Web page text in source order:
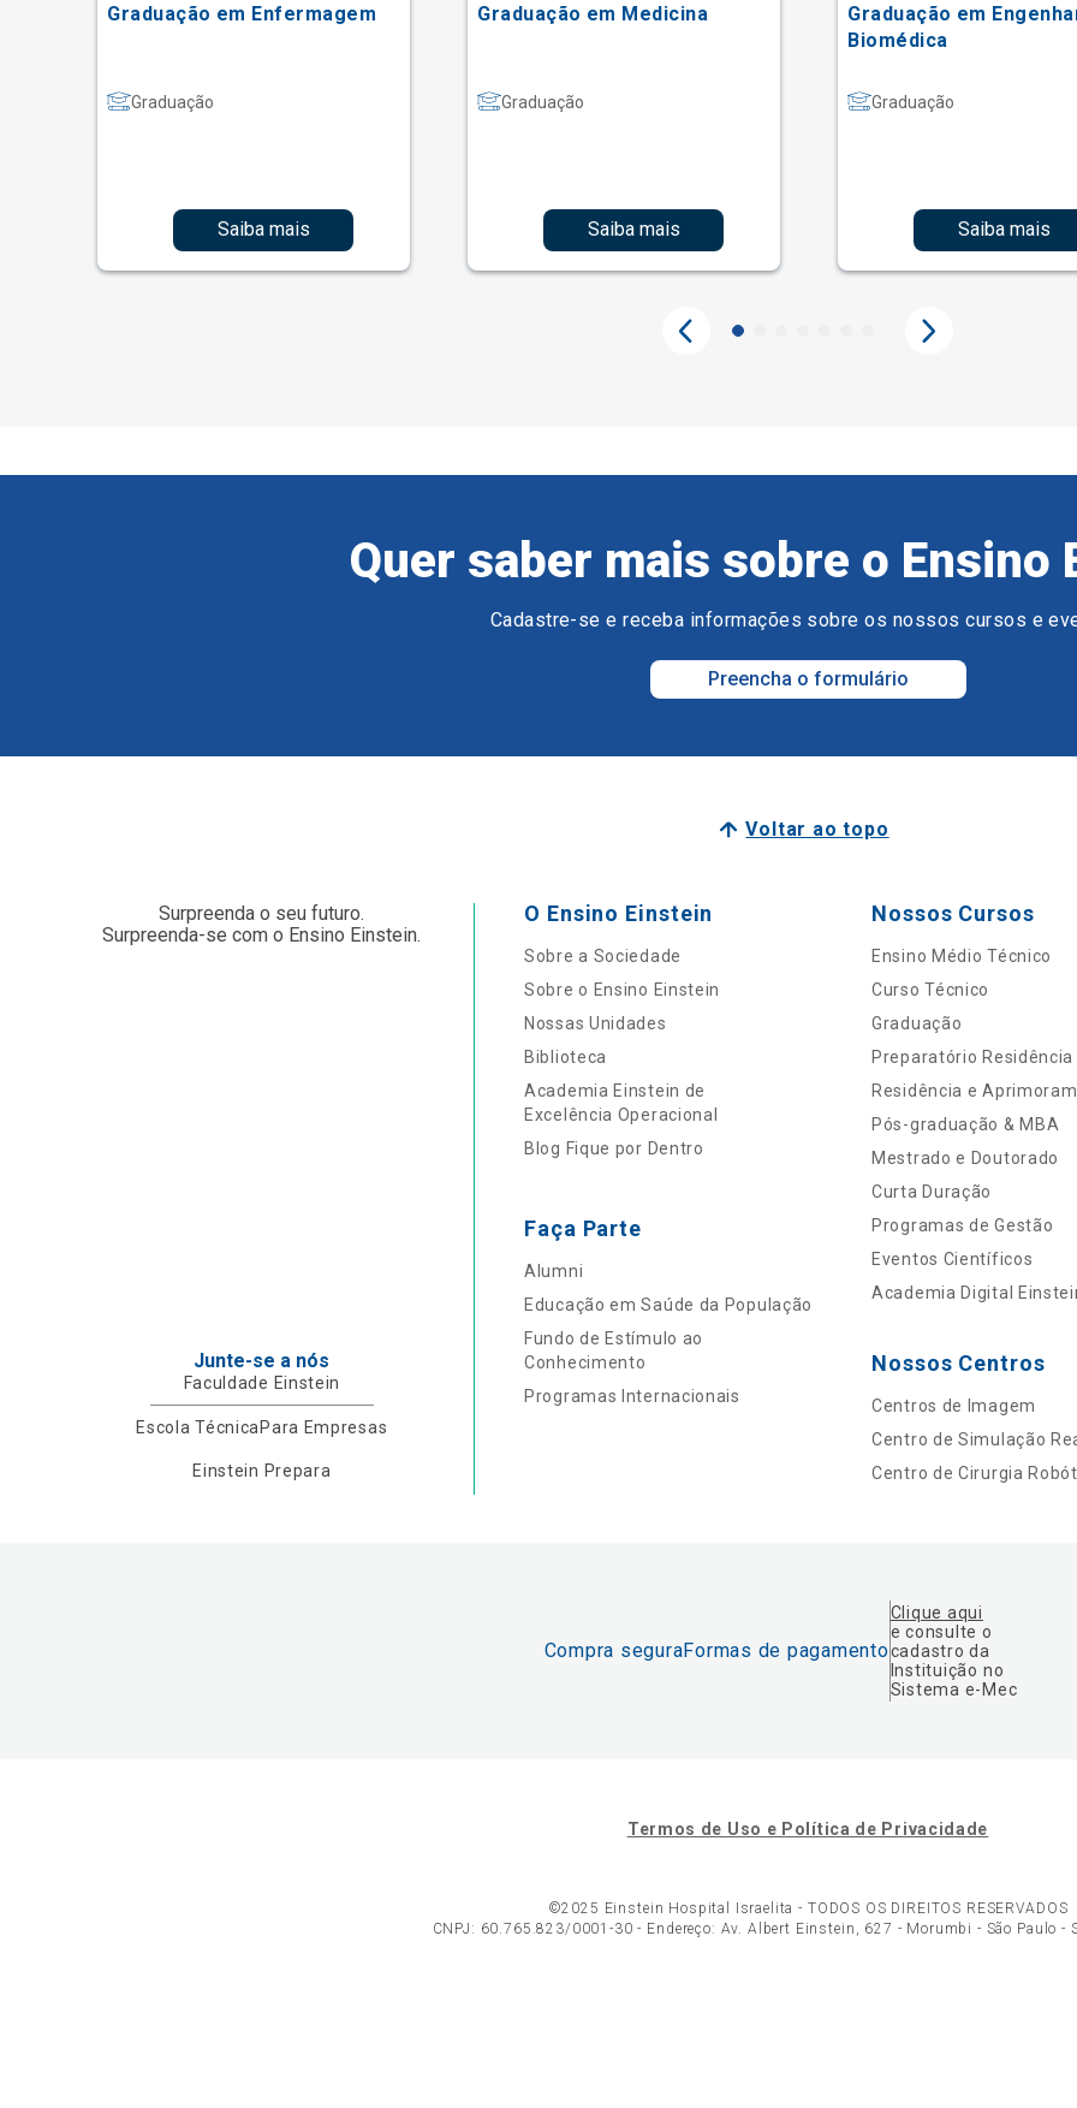
Graduação em Enfermagem
Graduação
Saiba mais
Graduação em Medicina
Graduação
Saiba mais
Graduação em
Biomédica
Graduação
Saiba mais
Quer saber mais sobre o Ensino
Cadastre-se e receba informações sobre os nossos cursos e
Preencha o formulário
Voltar ao topo
Surpreenda o seu futuro.
Surpreenda-se com o Ensino Einstein.
Junte-se a nós
Faculdade Einstein
Escola TécnicaPara Empresas
Einstein Prepara
O Ensino Einstein
Sobre a Sociedade
Sobre o Ensino Einstein
Nossas Unidades
Biblioteca
Academia Einstein de
Excelência Operacional
Blog Fique por Dentro
Faça Parte
Alumni
Educação em Saúde da População
Fundo de Estímulo ao
Conhecimento
Programas Internacionais
Nossos Cursos
Ensino Médio Técnico
Curso Técnico
Graduação
Preparatório Residência
Residência e
Pós-graduação & MBA
Mestrado e Doutorado
Curta Duração
Programas de Gestão
Eventos Científicos
Academia Digital
Nossos Centros
Centros de Imagem
Centro de Simulação
Centro de Cirurgia
Compra seguraFormas de pagamento
Clique aqui
e consulte o
cadastro da
Instituição no
Sistema e-Mec
Termos de Uso e Política de Privacidade
©2025 Einstein Hospital Israelita - TODOS OS DIREITOS RESERVADOS
CNPJ: 60.765.823/0001-30 - Endereço: Av. Albert Einstein, 627 - Morumbi - São Paulo -